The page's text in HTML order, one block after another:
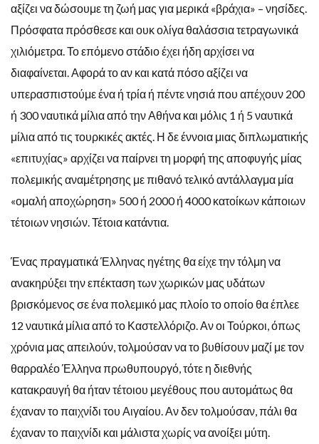
αξίζει να δώσουμε τη ζωή μας για μερικά «βράχια» – νησίδες.
Πρόσφατα πρόσθεσε και ουκ ολίγα θαλάσσια τετραγωνικά
χιλιόμετρα. Το επόμενο στάδιο έχει ήδη αρχίσει να
διαφαίνεται. Αφορά το αν και κατά πόσο αξίζει να
υπερασπιστούμε ένα ή τρία ή πέντε νησιά που απέχουν 200
ή 300 ναυτικά μίλια από την Αθήνα και μόλις 1 ή 5 ναυτικά
μίλια από τις τουρκικές ακτές. Η δε έννοια μιας διπλωματικής
«επιτυχίας» αρχίζει να παίρνει τη μορφή της αποφυγής μίας
πολεμικής αναμέτρησης με πιθανό τελικό αντάλλαγμα μία
«ομαλή αποχώρηση» 500 ή 2000 ή 4000 κατοίκων κάποιων
τέτοιων νησιών. Τέτοια κατάντια.
Ένας πραγματικά Έλληνας ηγέτης θα είχε την τόλμη να
ανακηρύξει την επέκταση των χωρικών μας υδάτων
βρισκόμενος σε ένα πολεμικό μας πλοίο το οποίο θα έπλεε
12 ναυτικά μίλια από το Καστελλόριζο. Αν οι Τούρκοι, όπως
χρόνια μας απειλούν, τολμούσαν να το βυθίσουν μαζί με τον
θαρραλέο Έλληνα πρωθυπουργό, τότε η διεθνής
κατακραυγή θα ήταν τέτοιου μεγέθους που αυτομάτως θα
έχαναν το παιχνίδι του Αιγαίου. Αν δεν τολμούσαν, πάλι θα
έχαναν το παιχνίδι και μάλιστα χωρίς να ανοίξει μύτη.